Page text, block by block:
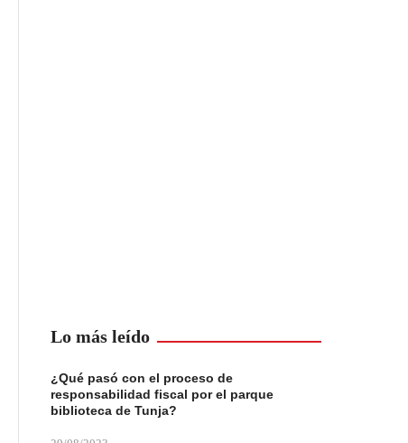
Lo más leído
¿Qué pasó con el proceso de
responsabilidad fiscal por el parque
biblioteca de Tunja?